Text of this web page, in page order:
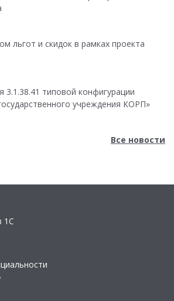
льгот и скидок в рамках проекта
3.1.38.41 типовой конфигурации
учреждения КОРП»
Все новости
1С